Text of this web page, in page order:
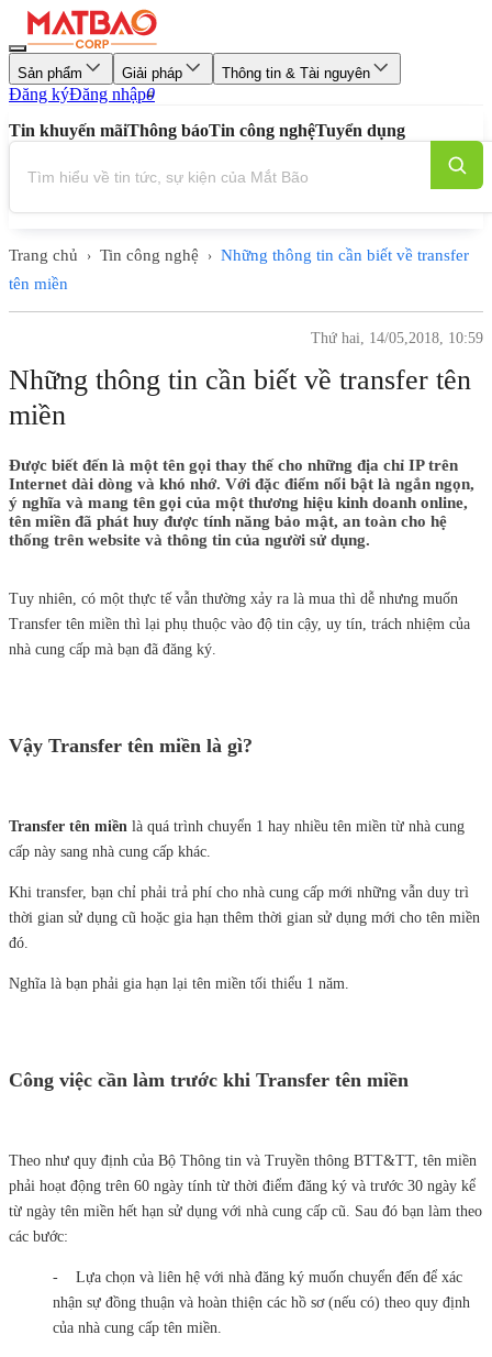
Sản phẩm Giải pháp Thông tin & Tài nguyên
Đăng kýĐăng nhập0
Tin khuyến mãiThông báoTin công nghệTuyển dụng
Trang chủ › Tin công nghệ › Những thông tin cần biết về transfer
tên miền
Thứ hai, 14/05,2018, 10:59
Những thông tin cần biết về transfer tên
miền
Được biết đến là một tên gọi thay thế cho những địa chỉ IP trên
Internet dài dòng và khó nhớ. Với đặc điểm nổi bật là ngắn ngọn,
ý nghĩa và mang tên gọi của một thương hiệu kinh doanh online,
tên miền đã phát huy được tính năng bảo mật, an toàn cho hệ
thống trên website và thông tin của người sử dụng.
Tuy nhiên, có một thực tế vẫn thường xảy ra là mua thì dễ nhưng muốn
Transfer tên miền thì lại phụ thuộc vào độ tin cậy, uy tín, trách nhiệm của
nhà cung cấp mà bạn đã đăng ký.
Vậy Transfer tên miền là gì?
Transfer tên miền là quá trình chuyển 1 hay nhiều tên miền từ nhà cung
cấp này sang nhà cung cấp khác.
Khi transfer, bạn chỉ phải trả phí cho nhà cung cấp mới những vẫn duy trì
thời gian sử dụng cũ hoặc gia hạn thêm thời gian sử dụng mới cho tên miền
đó.
Nghĩa là bạn phải gia hạn lại tên miền tối thiểu 1 năm.
Công việc cần làm trước khi Transfer tên miền
Theo như quy định của Bộ Thông tin và Truyền thông BTT&TT, tên miền
phải hoạt động trên 60 ngày tính từ thời điểm đăng ký và trước 30 ngày kể
từ ngày tên miền hết hạn sử dụng với nhà cung cấp cũ. Sau đó bạn làm theo
các bước:
- Lựa chọn và liên hệ với nhà đăng ký muốn chuyển đến để xác
nhận sự đồng thuận và hoàn thiện các hồ sơ (nếu có) theo quy định
của nhà cung cấp tên miền.